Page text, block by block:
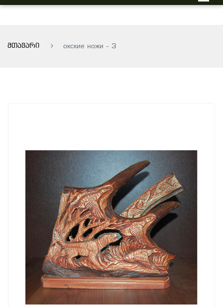
მთავარი окские ножи - 3